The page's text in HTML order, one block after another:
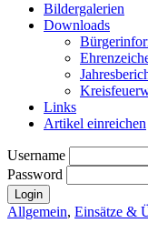
Bildergalerien
Downloads
Links
Artikel einreichen
Username
Password
Allgemein, Einsätze &